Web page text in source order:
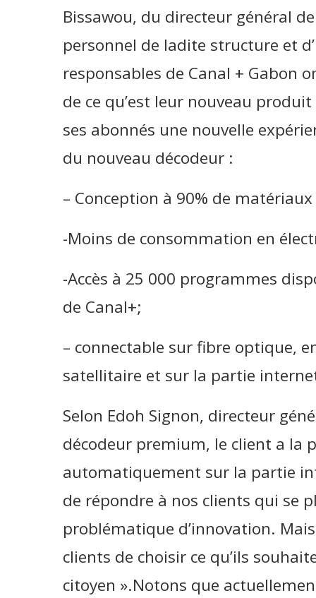
Bissawou, du directeur général
personnel de ladite structure et
responsables de Canal +
de ce qu’est leur nouveau
ses abonnés une nouvelle
du nouveau décodeur :
– Conception à 90% de matériaux
-Moins de consommation en
-Accès à 25 000 programmes
de Canal+;
– connectable sur fibre optique,
satellitaire et sur la partie
Selon Edoh Signon, directeur
décodeur premium, le client a la
automatiquement sur la partie
de répondre à nos clients qui se
problématique d’innovation.
clients de choisir ce qu’ils
citoyen ».Notons que